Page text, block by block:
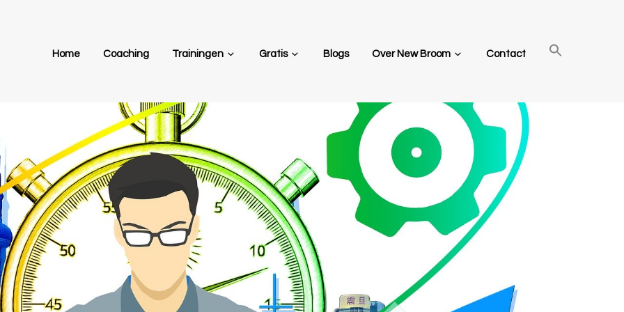
Home Coaching Trainingen Gratis Blogs Over New Broom Contact